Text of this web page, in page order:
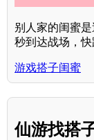
别人家的闺蜜
秒到达战场，快
游戏搭子闺蜜
仙游找搭